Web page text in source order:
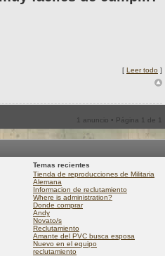
[ Leer todo ]
1 anuncio • Página 1 de 1
Temas recientes
Tienda de reproducciones de Militaria
Alemana
Informacion de reclutamiento
Where is administration?
Donde comprar
Andy
Novato/s
Reclutamiento
Amante del PVC busca esposa
Nuevo en el equipo
reclutamiento